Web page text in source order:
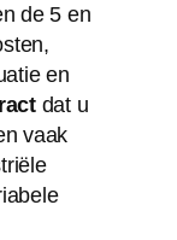
de 5 en
en
dat u
vaak